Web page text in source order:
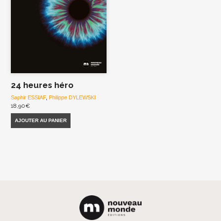
24 heures héro
Saphir ESSIAF,Philippe DYLEWSKI
18,90€
AJOUTER AU PANIER